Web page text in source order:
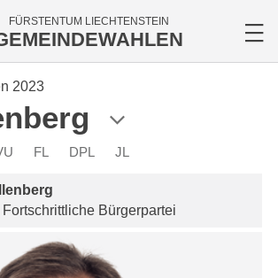
FÜRSTENTUM LIECHTENSTEIN
2023
FL DPL JL
Fortschrittliche Bürgerpartei